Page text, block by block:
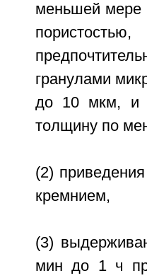
меньшей мере
гранулами
до 10 мкм, и
толщину по
(2)
кремнием,
(3)
мин до 1 ч